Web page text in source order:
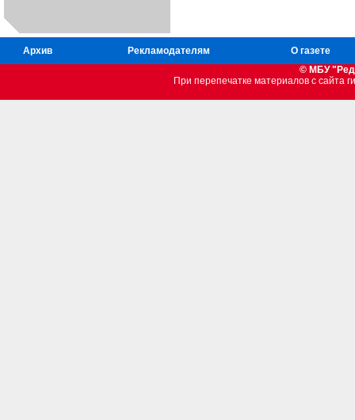
Архив Рекламодателям
О газете
© МБУ
При перепечатке материалов c сайта